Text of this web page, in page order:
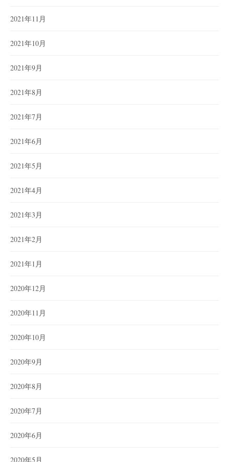
2021年11月
2021年10月
2021年9月
2021年8月
2021年7月
2021年6月
2021年5月
2021年4月
2021年3月
2021年2月
2021年1月
2020年12月
2020年11月
2020年10月
2020年9月
2020年8月
2020年7月
2020年6月
2020年5月